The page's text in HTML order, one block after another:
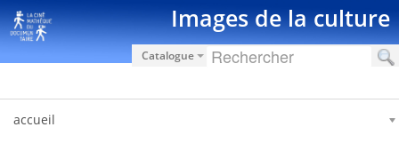
Hyppää sisältöön Images de la culture
Catalogue
accueil